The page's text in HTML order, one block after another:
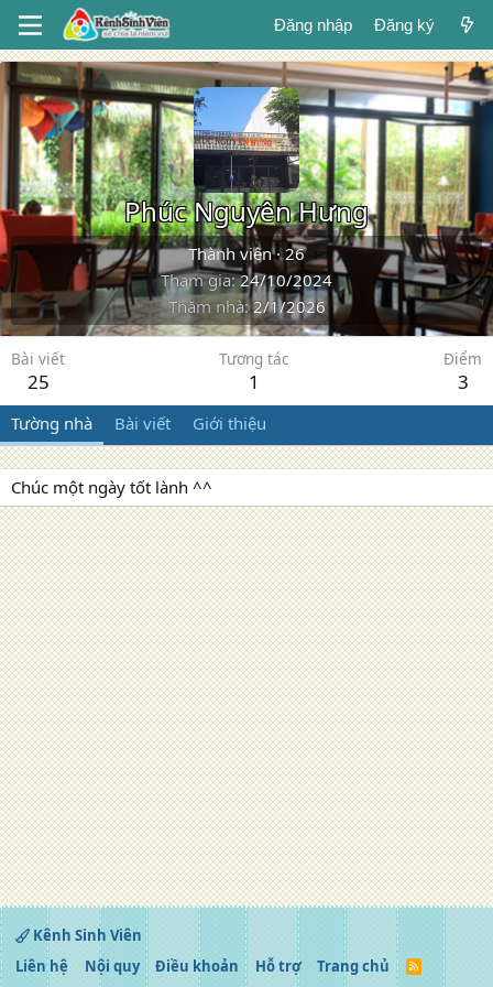
Đăng nhập Đăng ký
Phúc Nguyên Hưng
Thành viên ·26
Tham gia 24/10/2024
Thăm nhà 2/1/2026
Bài viết
25
Tương tác
1
Điểm
3
Tường nhà Bài viết Giới thiệu
Chúc một ngày tốt lành ^^
Kênh Sinh Viên
Liên hệ
Nội quy Điều khoản Hỗ trợ Trang chủ
R